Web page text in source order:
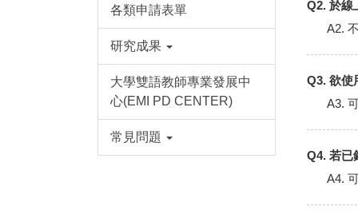
各類申請表單
研究成果
大學雙語教師專業發展中
心(EMI PD CENTER)
常見問題
Q2. 於線
A2.
Q3. 欲使
A3.
Q4. 若已
A4.